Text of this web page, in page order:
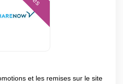
et les remises sur le site